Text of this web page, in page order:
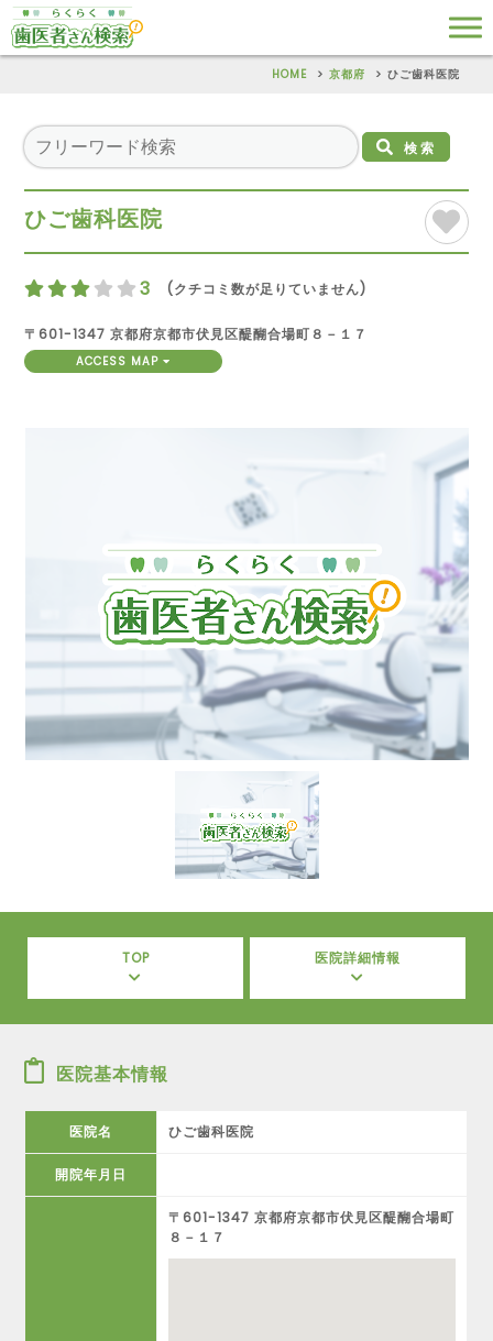
HOME 京都府 ひご歯科医院
検索
ひご歯科医院
3 (クチコミ数が足りていません)
〒601-1347 京都府京都市伏見区醍醐合場町８－１７
ACCESS MAP
TOP 医院詳細情報
医院基本情報
医院名 ひご歯科医院
開院年月日
〒601-1347 京都府京都市伏見区醍醐合場町
８－１７